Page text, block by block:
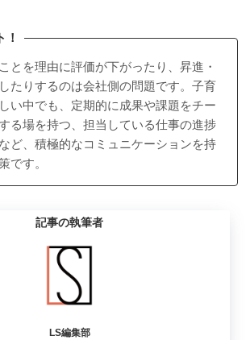
！
とを理由に評価が下がったり、昇進・
たりするのは会社側の問題です。子育
い中でも、定期的に成果や課題をチー
る場を持つ、担当している仕事の進捗
ど、積極的なコミュニケーションを持
です。
記事の執筆者
LS編集部